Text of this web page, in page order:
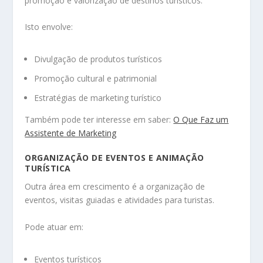
Isto envolve:
Divulgação de produtos turísticos
Promoção cultural e patrimonial
Estratégias de marketing turístico
Também pode ter interesse em saber:O Que Faz um
Assistente de Marketing
ORGANIZAÇÃO DE EVENTOS E ANIMAÇÃO
TURÍSTICA
Outra área em crescimento é a organização de
eventos, visitas guiadas e atividades para turistas.
Pode atuar em:
Eventos turísticos